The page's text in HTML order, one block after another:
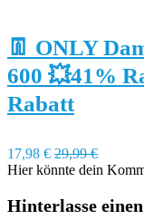
👖 ONLY
600 💥41%
Rabatt
17,98 € 29,99 €
Hier könnte dein
Hinterlasse